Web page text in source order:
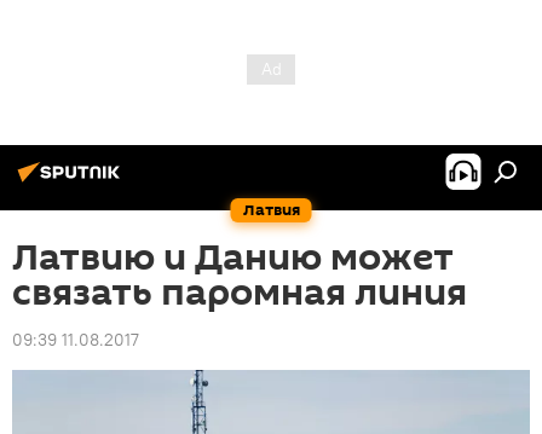
Латвия
Латвию и Данию может
связать паромная линия
09:39 11.08.2017